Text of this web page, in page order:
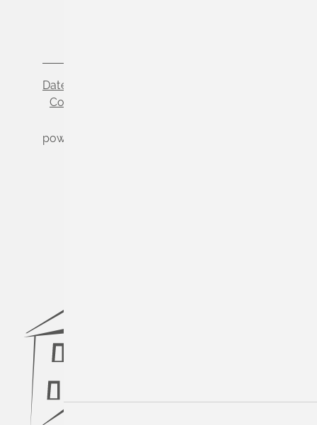
Datenschutz
Cookie-Einstellungen
powered by